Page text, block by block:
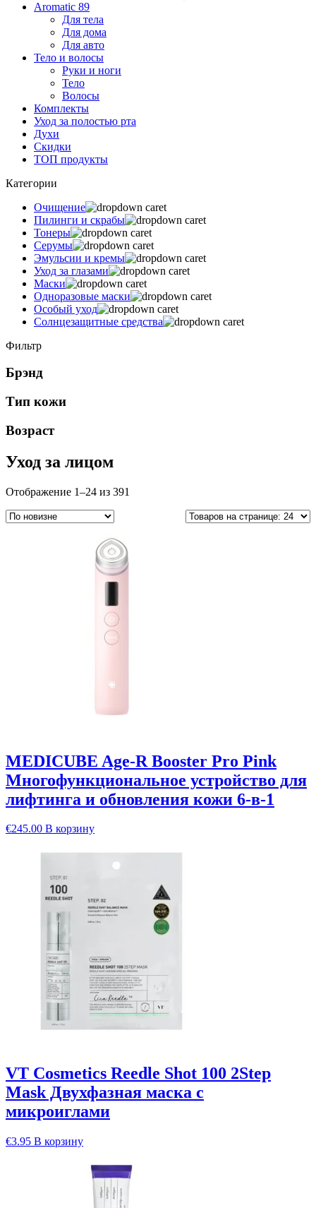
Aromatic 89
Для тела
Для дома
Для авто
Тело и волосы
Руки и ноги
Тело
Волосы
Комплекты
Уход за полостью рта
Духи
Скидки
ТОП продукты
Категории
Очищение
Пилинги и скрабы
Тонеры
Серумы
Эмульсии и кремы
Уход за глазами
Маски
Одноразовые маски
Особый уход
Солнцезащитные средства
Фильтр
Брэнд
Тип кожи
Возраст
Уход за лицом
Отображение 1–24 из 391
MEDICUBE Age-R Booster Pro Pink
Многофункциональное устройство для
лифтинга и обновления кожи 6-в-1
€245.00 В корзину
VT Cosmetics Reedle Shot 100 2Step
Mask Двухфазная маска с
микроиглами
€3.95 В корзину